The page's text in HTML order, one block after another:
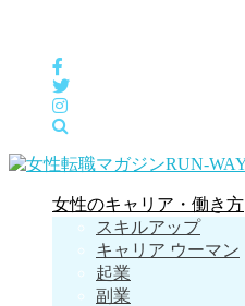
女性のキャリア・働き方
スキルアップ
キャリア ウーマン
起業
副業